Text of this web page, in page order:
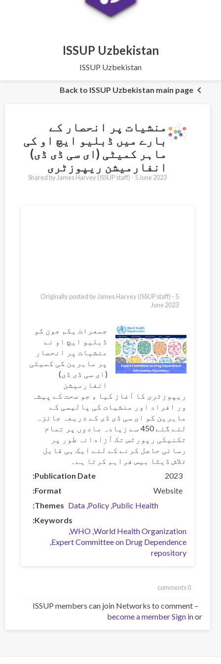
ISSUP Uzbekistan
ISSUP Uzbekistan
Back to ISSUP Uzbekistan main page
منشیات پر انحصار کے
بارے میں ڈبلیو ایچ او کی
ماہر کمیٹی (ای سی ڈی ڈی)
انفارمیشن ریپوزٹری
Shared by James Harvey (ISSUP staff) - 5 June 2023
Originally posted by James Harvey (ISSUP staff) - 5
June 2023
جمعرات یکم جون کو
ڈبلیو ایچ او نے
منشیات پر انحصار
پر ماہرین کی کمیٹی
(ای سی ڈی ڈی)
انفارمیشن
ریپوزٹری کا آغاز کیا ، جو صحت کے پیشہ
ور افراد اور منشیات کی پالیسی کے
ماہرین کو ای سی ڈی ڈی کے ذریعہ جائزہ
لئے گئے 450 سے زیادہ مادوں پر تمام
تکنیکی رپورٹس تک آزادانہ طور پر
رسائی حاصل کرنے کے لئے ایک ہی قابل
تلاش ڈیٹا بیس فراہم کرتا ہے۔
Publication Date
2023
Format
Website
Themes
Public Health
Policy
Data
Keywords
World Health Organization
WHO
Expert Committee on Drug Dependence
repository
0 comments
ISSUP members can join Networks to comment –
Sign inor
become a member